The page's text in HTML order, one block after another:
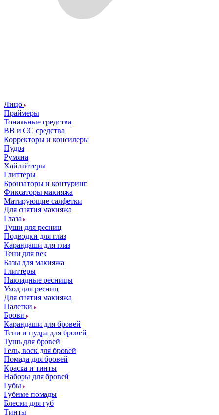
Лицо
Праймеры
Тональные средства
ВВ и СС средства
Корректоры и консилеры
Пудра
Румяна
Хайлайтеры
Глиттеры
Бронзаторы и контуринг
Фиксаторы макияжа
Матирующие салфетки
Для снятия макияжа
Глаза
Туши для ресниц
Подводки для глаз
Карандаши для глаз
Тени для век
Базы для макияжа
Глиттеры
Накладные ресницы
Уход для ресниц
Для снятия макияжа
Палетки
Брови
Карандаши для бровей
Тени и пудра для бровей
Тушь для бровей
Гель, воск для бровей
Помада для бровей
Краска и тинты
Наборы для бровей
Губы
Губные помады
Блески для губ
Тинты